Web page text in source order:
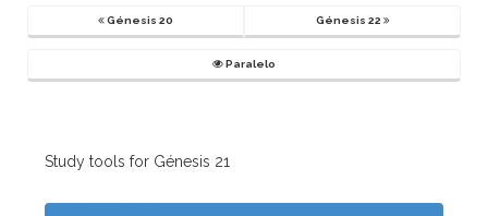
Génesis 20 Génesis 22
Paralelo
Study tools for Génesis 21